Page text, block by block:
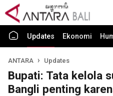
Updates Ekonomi
ANTARA Updates
Bupati: Tata kelola
Bangli penting